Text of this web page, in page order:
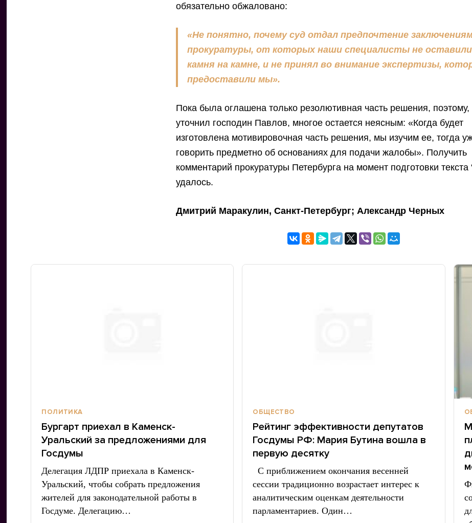
обязательно обжаловано:
«Не понятно, почему суд отдал предпочтение
прокуратуры, от которых наши специалисты не оставили
камня на камне, и не принял во внимание экспертизы,
предоставили мы».
Пока была оглашена только резолютивная часть решения, поэтому,
уточнил господин Павлов, многое остается неясным: «Когда будет
изготовлена мотивировочная часть решения, мы изучим ее, тогда
говорить предметно об основаниях для подачи жалобы». Получить
комментарий прокуратуры Петербурга на момент подготовки текста
удалось.
Дмитрий Маракулин, Санкт-Петербург; Александр Черных
ПОЛИТИКА
Бургарт приехал в Каменск-
Уральский за предложениями для
Госдумы
Делегация ЛДПР приехала в Каменск-
Уральский, чтобы собрать предложения
жителей для законодательной работы в
Госдуме. Делегацию…
ОБЩЕСТВО
Рейтинг эффективности депутатов
Госдумы РФ: Мария Бутина вошла в
первую десятку
С приближением окончания весенней
сессии традиционно возрастает интерес к
аналитическим оценкам деятельности
парламентариев. Один…